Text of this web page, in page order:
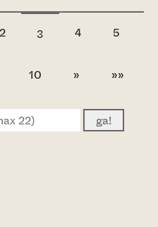
2 3 4 5
10 » »»
ga!